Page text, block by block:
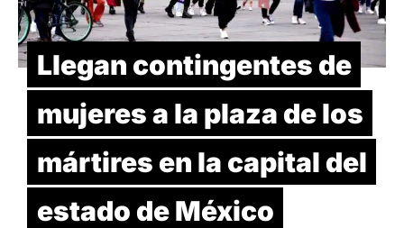
Llegan contingentes de
mujeres a la plaza de los
mártires en la capital del
estado de México